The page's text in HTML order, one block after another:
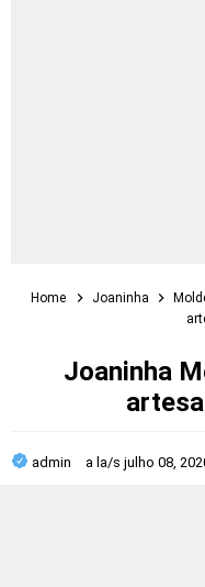
Home Joaninha
Joaninha
admin a la/s julho 08,